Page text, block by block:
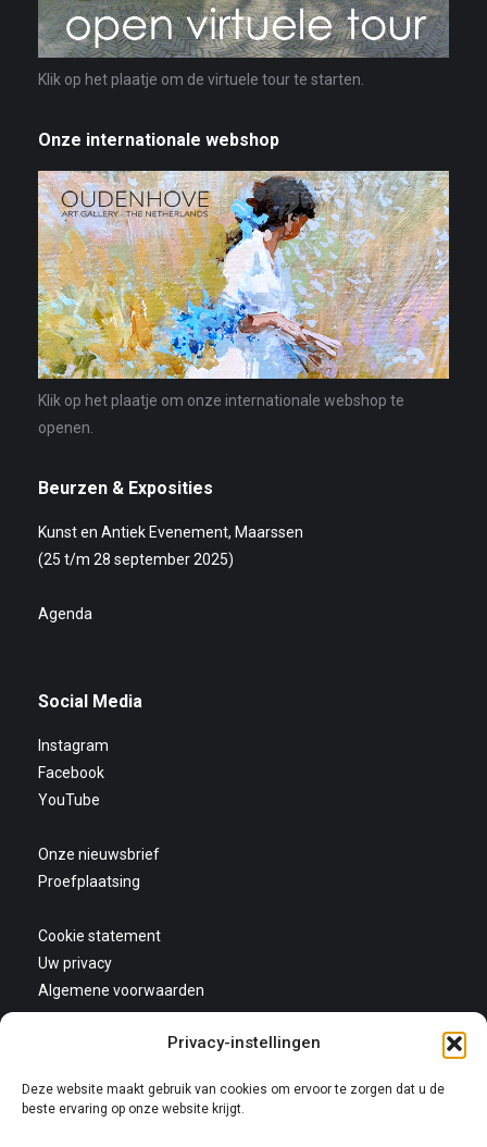
Privacy-instellingen
Deze website maakt gebruik van cookies om ervoor te zorgen dat u de
beste ervaring op onze website krijgt.
Klik op het plaatje om de virtuele tour te starten.
Onze internationale webshop
Klik op het plaatje om onze internationale webshop te
openen.
Beurzen & Exposities
Kunst en Antiek Evenement, Maarssen
(25 t/m 28 september 2025)
Agenda
Social Media
Instagram
Facebook
YouTube
Onze nieuwsbrief
Proefplaatsing
Cookie statement
Uw privacy
Algemene voorwaarden